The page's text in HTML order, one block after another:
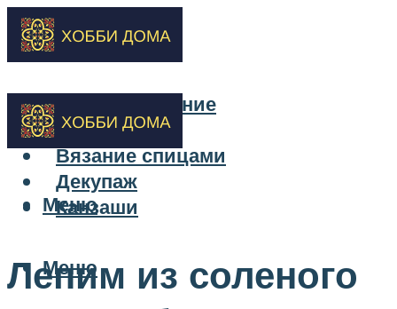
Бисероплетение
Вышивка
Вязание спицами
Декупаж
Канзаши
Меню
Меню
Лепим из соленого